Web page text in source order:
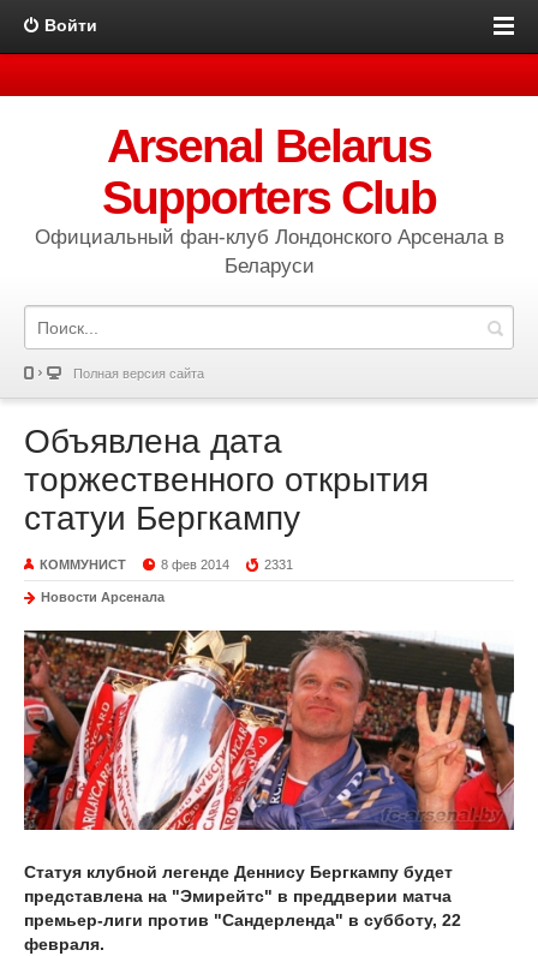
Войти
Arsenal Belarus
Supporters Club
Официальный фан-клуб Лондонского Арсенала в
Беларуси
Полная версия сайта
Объявлена дата
торжественного открытия
статуи Бергкампу
КОММУНИСТ 8 фев 2014 2331
Новости Арсенала
Статуя клубной легенде Деннису Бергкампу будет
представлена на "Эмирейтс" в преддверии матча
премьер-лиги против "Сандерленда" в субботу, 22
февраля.